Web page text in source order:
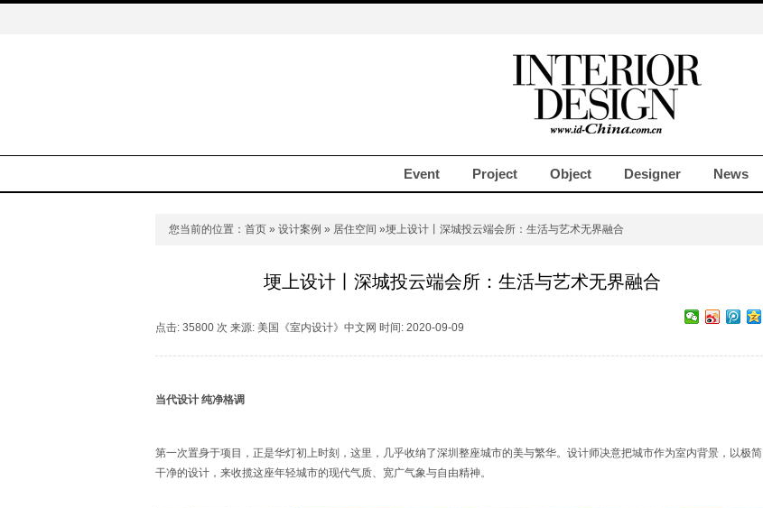
Event Project Object Designer News
您当前的位置： 首页 » 设计案例 » 居住空间 »埂上设计丨深城投云端会所：生活与艺术无界融合
埂上设计丨深城投云端会所：生活与艺术无界融合
点击: 35800 次 来源: 美国《室内设计》中文网 时间: 2020-09-09
当代设计 纯净格调
第一次置身于项目，正是华灯初上时刻，这里，几乎收纳了深圳整座城市的美与繁华。设计师决意把城市作为室内背景，以极简
干净的设计，来收揽这座年轻城市的现代气质、宽广气象与自由精神。